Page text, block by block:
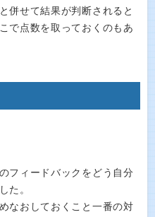
併せて結果が判断されると
で点数を取っておくのもあ
フィードバックをどう自分
た。
なおしておくこと一番の対